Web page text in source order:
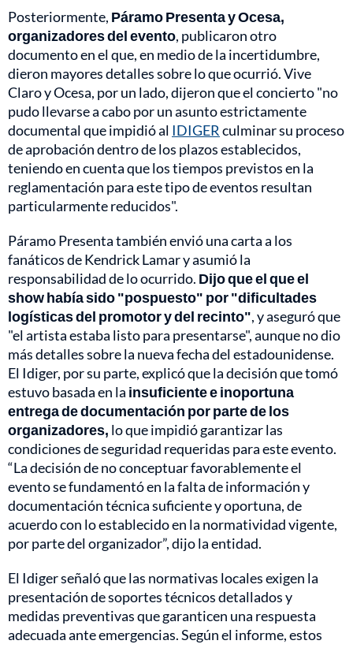
Posteriormente, Páramo Presenta y Ocesa,
organizadores del evento, publicaron otro
documento en el que, en medio de la incertidumbre,
dieron mayores detalles sobre lo que ocurrió. Vive
Claro y Ocesa, por un lado, dijeron que el concierto "no
pudo llevarse a cabo por un asunto estrictamente
documental que impidió al IDIGERculminar su proceso
de aprobación dentro de los plazos establecidos,
teniendo en cuenta que los tiempos previstos en la
reglamentación para este tipo de eventos resultan
particularmente reducidos".
Páramo Presenta también envió una carta a los
fanáticos de Kendrick Lamar y asumió la
responsabilidad de lo ocurrido. Dijo que el que el
show había sido "pospuesto" por "dificultades
logísticas del promotor y del recinto", y aseguró que
"el artista estaba listo para presentarse", aunque no dio
más detalles sobre la nueva fecha del estadounidense.
El Idiger, por su parte, explicó que la decisión que tomó
estuvo basada en la insuficiente e inoportuna
entrega de documentación por parte de los
organizadores, lo que impidió garantizar las
condiciones de seguridad requeridas para este evento.
“La decisión de no conceptuar favorablemente el
evento se fundamentó en la falta de información y
documentación técnica suficiente y oportuna, de
acuerdo con lo establecido en la normatividad vigente,
por parte del organizador”, dijo la entidad.
El Idiger señaló que las normativas locales exigen la
presentación de soportes técnicos detallados y
medidas preventivas que garanticen una respuesta
adecuada ante emergencias. Según el informe, estos